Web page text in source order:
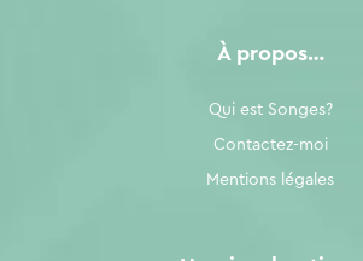
À propos…
Qui est Songes?
Contactez-moi
Mentions légales